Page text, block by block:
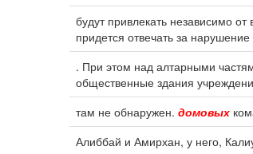
будут привлекать независимо
придется отвечать за
. При этом над алтарными
общественные здания
там не обнаружен. домовых
Алиббай и Амирхан, у него,